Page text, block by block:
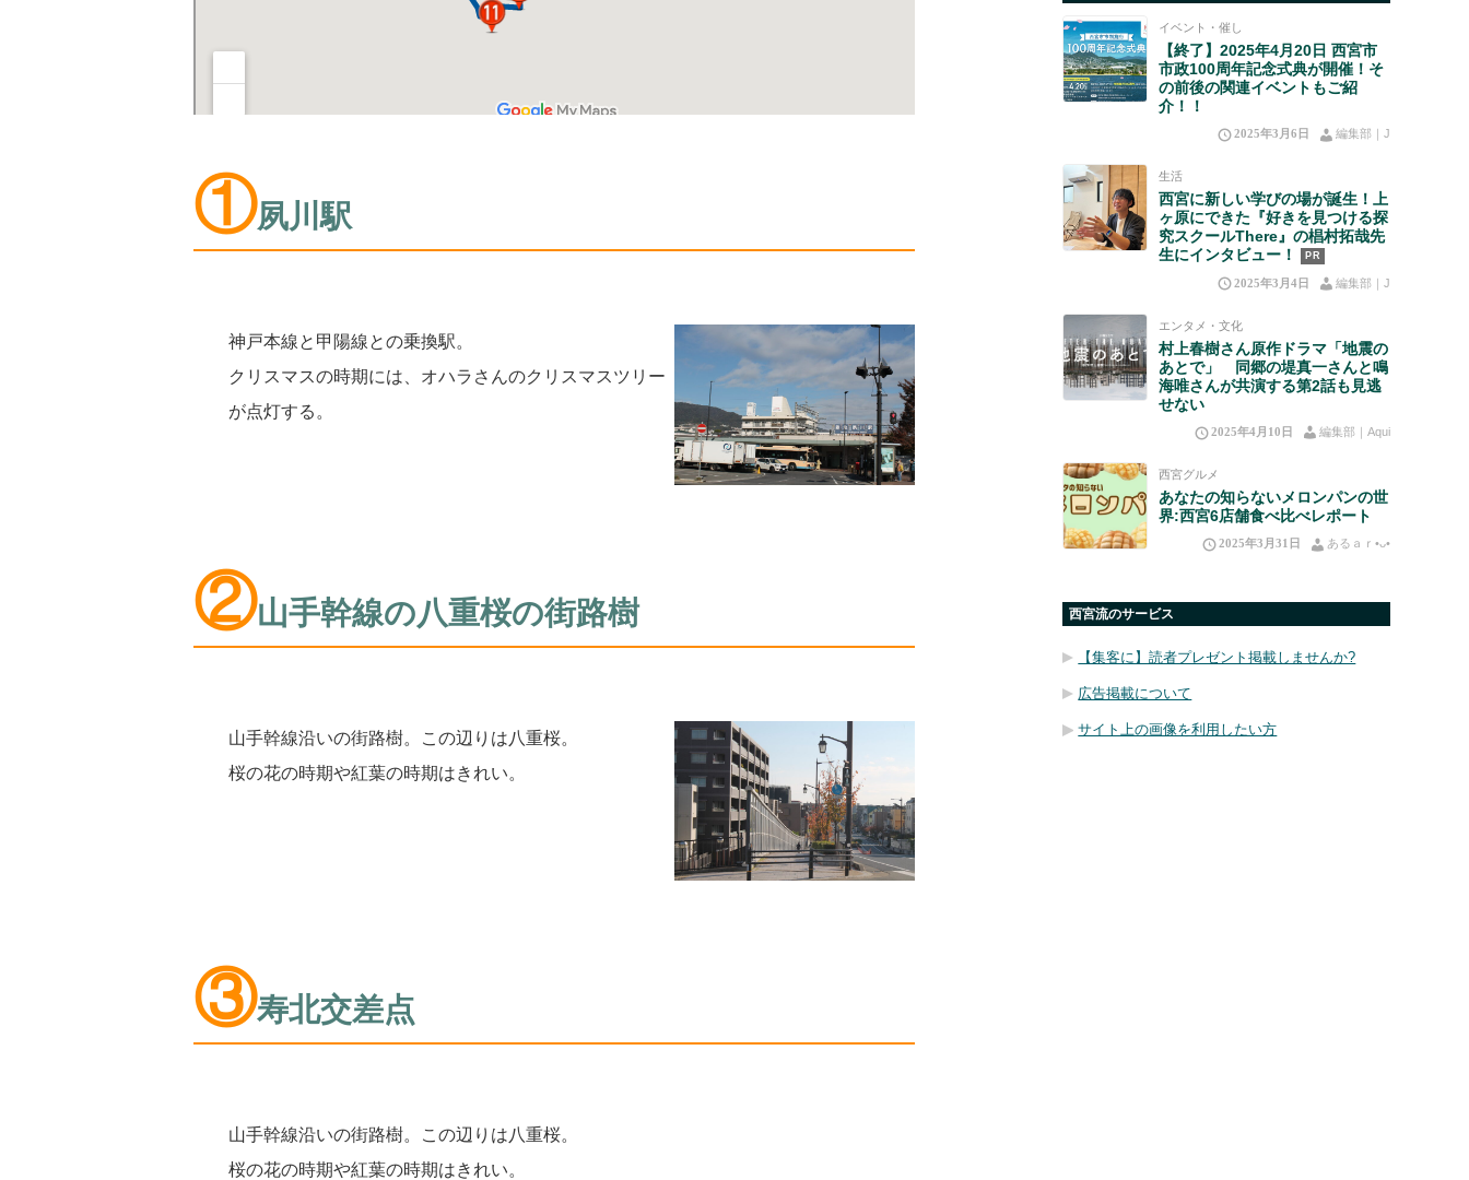
①夙川駅
神戸本線と甲陽線との乗換駅。
クリスマスの時期には、オハラさんのクリスマスツリー
が点灯する。
②山手幹線の八重桜の街路樹
山手幹線沿いの街路樹。この辺りは八重桜。
桜の花の時期や紅葉の時期はきれい。
③寿北交差点
山手幹線沿いの街路樹。この辺りは八重桜。
桜の花の時期や紅葉の時期はきれい。
イベント・催し
【終了】2025年4月20日 西宮市
市政100周年記念式典が開催！そ
の前後の関連イベントもご紹
介！！
2025年3月6日 編集部｜J
生活
西宮に新しい学びの場が誕生！上
ヶ原にできた『好きを見つける探
究スクールThere』の椙村拓哉先
生にインタビュー！
PR
2025年3月4日 編集部｜J
エンタメ・文化
村上春樹さん原作ドラマ「地震の
あとで」 同郷の堤真一さんと鳴
海唯さんが共演する第2話も見逃
せない
2025年4月10日 編集部｜Aqui
西宮グルメ
あなたの知らないメロンパンの世
界:西宮6店舗食べ比べレポート
2025年3月31日 あるａｒ•⁠ᴗ⁠•⁠
西宮流のサービス
【集客に】読者プレゼント掲載しませんか?
広告掲載について
サイト上の画像を利用したい方